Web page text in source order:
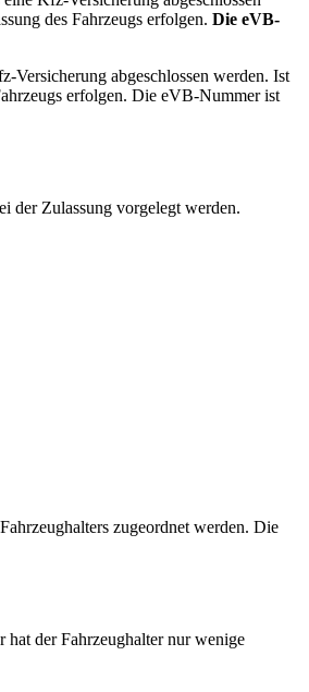
des Fahrzeugs erfolgen. Die eVB-
abgeschlossen werden. Ist
erfolgen. Die eVB-Nummer ist
der Zulassung vorgelegt werden.
zugeordnet werden. Die
der Fahrzeughalter nur wenige